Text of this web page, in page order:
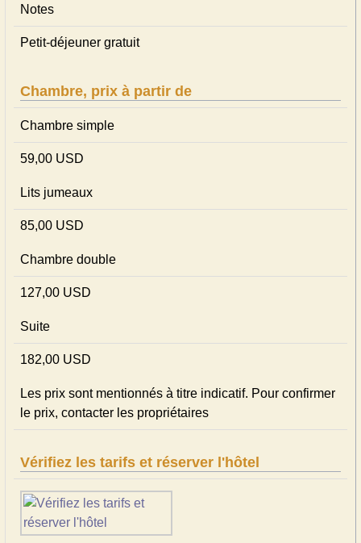
Notes
Petit-déjeuner gratuit
Chambre, prix à partir de
Chambre simple
59,00 USD
Lits jumeaux
85,00 USD
Chambre double
127,00 USD
Suite
182,00 USD
Les prix sont mentionnés à titre indicatif. Pour confirmer
le prix, contacter les propriétaires
Vérifiez les tarifs et réserver l'hôtel